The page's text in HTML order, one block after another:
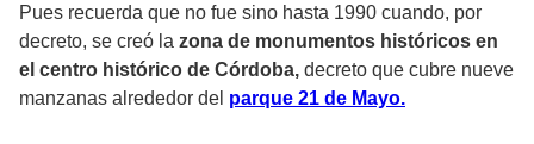
Pues recuerda que no fue sino hasta 1990 cuando, por
decreto, se creó la zona de monumentos históricos en
el centro histórico de Córdoba, decreto que cubre nueve
manzanas alrededor del parque 21 de Mayo.